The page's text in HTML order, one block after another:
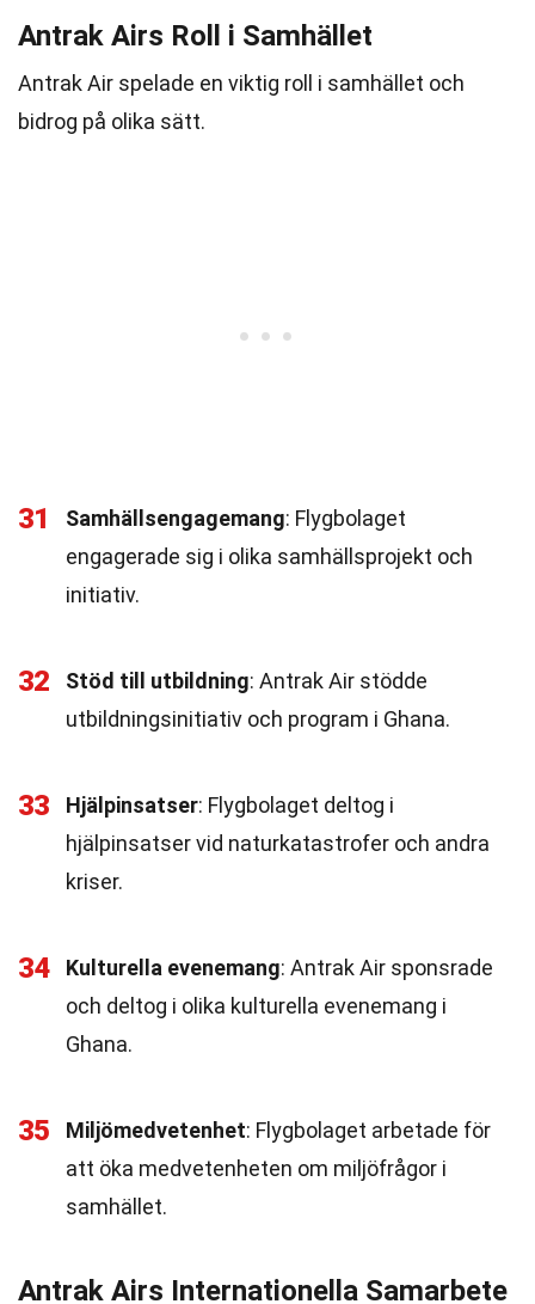
Antrak Airs Roll i Samhället
Antrak Air spelade en viktig roll i samhället och
bidrog på olika sätt.
31 Samhällsengagemang: Flygbolaget
engagerade sig i olika samhällsprojekt och
initiativ.
32 Stöd till utbildning: Antrak Air stödde
utbildningsinitiativ och program i Ghana.
33 Hjälpinsatser: Flygbolaget deltog i
hjälpinsatser vid naturkatastrofer och andra
kriser.
34 Kulturella evenemang: Antrak Air sponsrade
och deltog i olika kulturella evenemang i
Ghana.
35 Miljömedvetenhet: Flygbolaget arbetade för
att öka medvetenheten om miljöfrågor i
samhället.
Antrak Airs Internationella Samarbete